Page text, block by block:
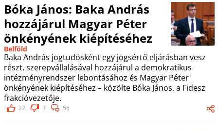
Bóka János: Baka András
hozzájárul Magyar Péter
önkényének kiépítéséhez
Belföld
Baka András jogtudósként egy jogsértő eljárásban vesz
részt, szerepvállalásával hozzájárul a demokratikus
intézményrendszer lebontásához és Magyar Péter
önkényének kiépítéséhez – közölte Bóka János, a Fidesz
frakcióvezetője.
22 3 56